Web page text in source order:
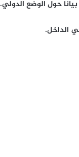
حول الوضع الدولي.
الداخل.